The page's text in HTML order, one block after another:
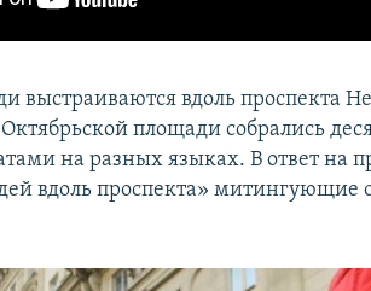
выстраиваются вдоль проспекта
площади собрались
на разных языках. В ответ на
вдоль проспекта» митингующие